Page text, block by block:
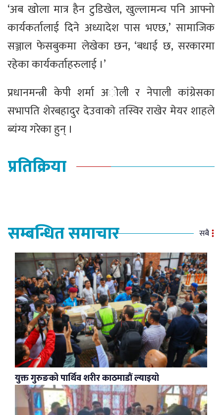
‘अब खोला मात्र हैन टुडिखेल, खुल्लामन्च पनि आफ्नो
कार्यकर्तालाई दिने अध्यादेश पास भएछ,’ सामाजिक
सञ्जाल फेसबुकमा लेखेका छन, ‘बधाई छ, सरकारमा
रहेका कार्यकर्ताहरुलाई ।’
प्रधानमन्त्री केपी शर्मा अाेली र नेपाली कांग्रेसका
सभापति शेरबहादुर देउवाकाे तस्विर राखेर मेयर शाहले
ब्यंग्य गरेका हुन् ।
प्रतिक्रिया
सम्बन्धित समाचार सबै
युक्त गुरुङको पार्थिव शरीर काठमाडौं ल्याइयो